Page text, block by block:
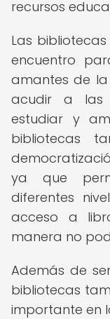
recursos
Las
encuentro
amantes de
acudir a las
estudiar y
bibliotecas
ya que
diferentes
acceso a
manera no
Además de
bibliotecas
importante en